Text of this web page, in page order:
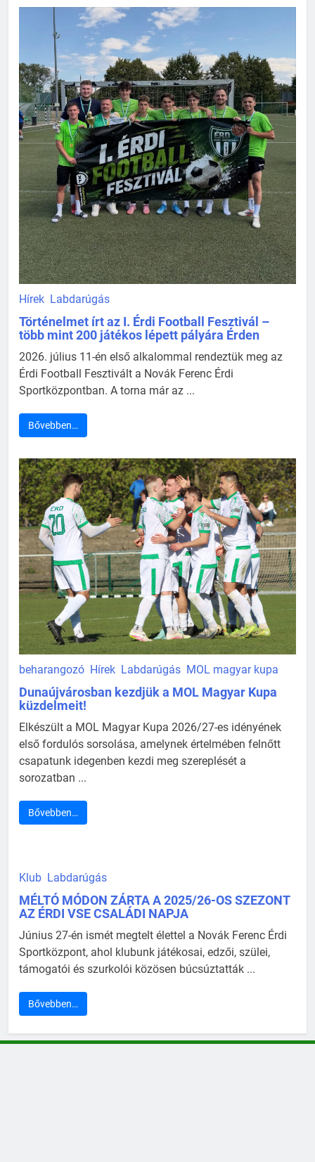
Hírek Labdarúgás
Történelmet írt az I. Érdi Football Fesztivál –
több mint 200 játékos lépett pályára Érden
2026. július 11-én első alkalommal rendeztük meg az
Érdi Football Fesztivált a Novák Ferenc Érdi
Sportközpontban. A torna már az ...
Bővebben…
beharangozó Hírek Labdarúgás MOL magyar kupa
Dunaújvárosban kezdjük a MOL Magyar Kupa
küzdelmeit!
Elkészült a MOL Magyar Kupa 2026/27-es idényének
első fordulós sorsolása, amelynek értelmében felnőtt
csapatunk idegenben kezdi meg szereplését a
sorozatban ...
Bővebben…
Klub Labdarúgás
MÉLTÓ MÓDON ZÁRTA A 2025/26-OS SZEZONT
AZ ÉRDI VSE CSALÁDI NAPJA
Június 27-én ismét megtelt élettel a Novák Ferenc Érdi
Sportközpont, ahol klubunk játékosai, edzői, szülei,
támogatói és szurkolói közösen búcsúztatták ...
Bővebben…